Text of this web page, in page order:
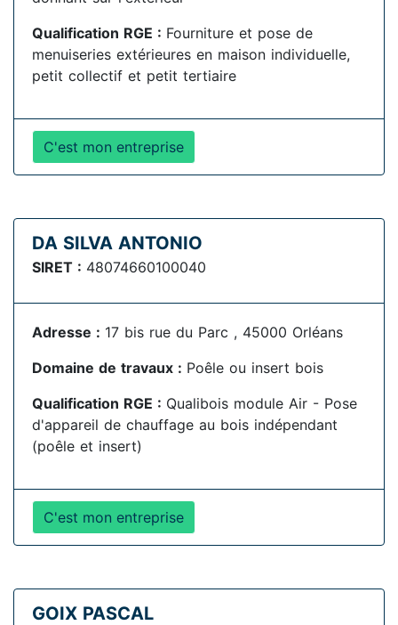
Qualification RGE : Fourniture et pose de
menuiseries extérieures en maison individuelle,
petit collectif et petit tertiaire
C'est mon entreprise
DA SILVA ANTONIO
SIRET : 48074660100040
Adresse : 17 bis rue du Parc , 45000 Orléans
Domaine de travaux : Poêle ou insert bois
Qualification RGE : Qualibois module Air - Pose
d'appareil de chauffage au bois indépendant
(poêle et insert)
C'est mon entreprise
GOIX PASCAL